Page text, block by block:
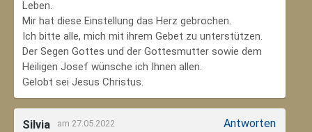
Leben.
Mir hat diese Einstellung das Herz gebrochen.
Ich bitte alle, mich mit ihrem Gebet zu unterstützen.
Der Segen Gottes und der Gottesmutter sowie dem
Heiligen Josef wünsche ich Ihnen allen.
Gelobt sei Jesus Christus.
Silvia am 27.05.2022 Antworten